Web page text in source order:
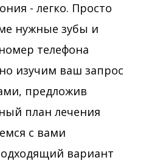
- легко. Просто
нужные зубы и
телефона
изучим ваш запрос
предложив
план лечения
с вами
вариант